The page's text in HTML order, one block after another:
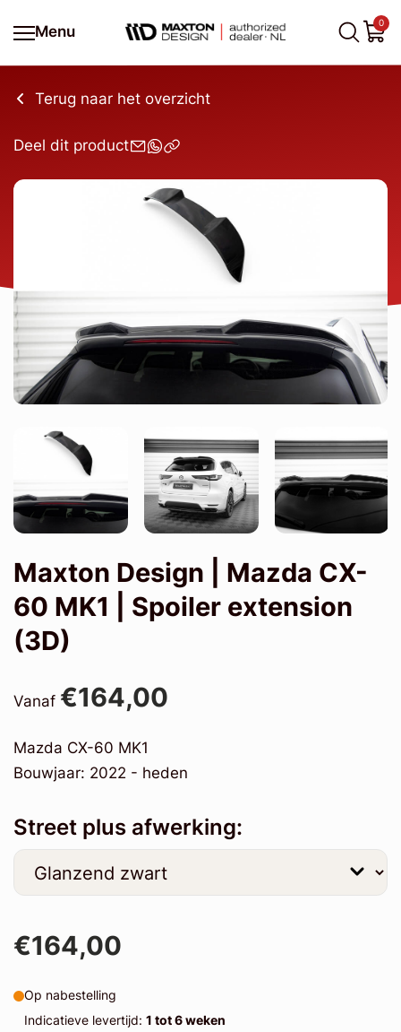
Menu
0
Terug naar het overzicht
Deel dit product
Maxton Design | Mazda CX-
60 MK1 | Spoiler extension
(3D)
Vanaf €164,00
Mazda CX-60 MK1
Bouwjaar: 2022 - heden
Street plus afwerking:
€164,00
Op nabestelling
Indicatieve levertijd: 1 tot 6 weken